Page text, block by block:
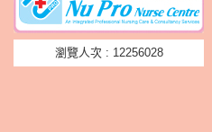
瀏覽人次 : 12256028